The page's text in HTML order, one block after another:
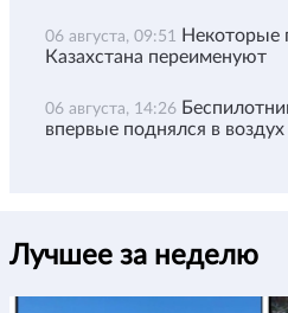
06 августа, 09:51 Некоторые
Казахстана переименуют
06 августа, 14:26
впервые поднялся в
Лучшее за неделю